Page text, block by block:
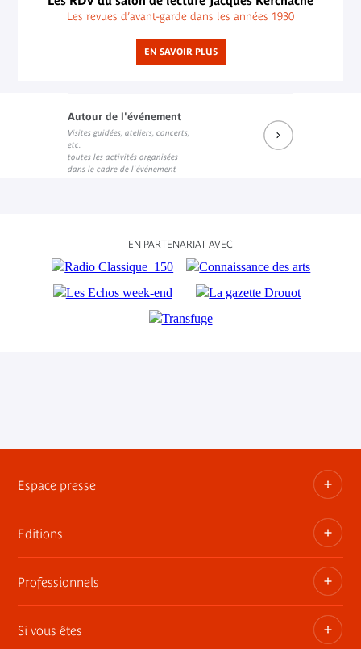
Les revues d’avant-garde dans les années 1930
EN SAVOIR PLUS
Autour de l'événement
Visites guidées, ateliers, concerts,
etc.
toutes les activités organisées
dans le cadre de l'événement
EN PARTENARIAT AVEC
Espace presse
Dossiers, communiqués, bandes annonces
Contact presse
Editions
Les publications du musée
Professionnels
Privatisez les espaces
Si vous êtes